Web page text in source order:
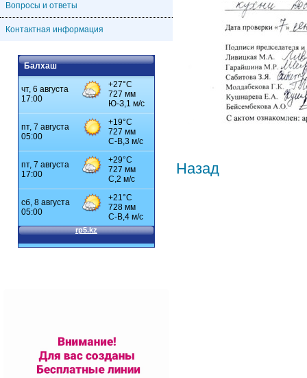
Вопросы и ответы
Контактная информация
Балхаш
Назад